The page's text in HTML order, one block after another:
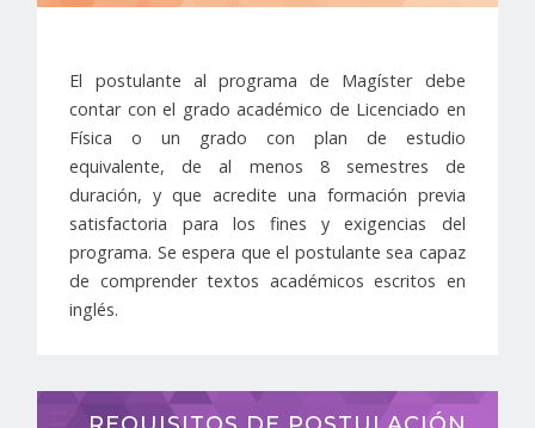
El postulante al programa de Magíster debe
contar con el grado académico de Licenciado en
Física o un grado con plan de estudio
equivalente, de al menos 8 semestres de
duración, y que acredite una formación previa
satisfactoria para los fines y exigencias del
programa. Se espera que el postulante sea capaz
de comprender textos académicos escritos en
inglés.